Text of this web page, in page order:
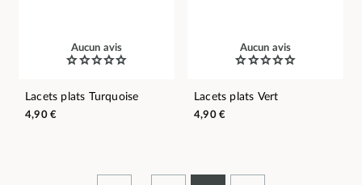
Aucun avis
Lacets plats Turquoise
4,90 €
Aucun avis
Lacets plats Vert
4,90 €